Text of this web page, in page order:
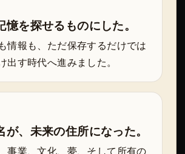
憶を探せるものにした。
情報も、ただ保存するだけでは
出す時代へ進みました。
が、未来の住所になった。
事業、文化、夢、そして所有の